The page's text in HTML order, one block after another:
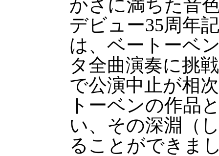
かさに満ちた音
デビュー35周年
は、ベートーベ
タ全曲演奏に挑
で公演中止が相
トーベンの作品
い、その深淵（
ることができま